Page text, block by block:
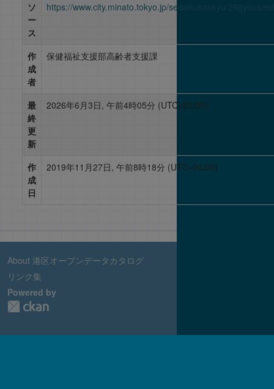
ソ
ー
ス
https://www.city.minato.tokyo.jp/seisakukenkyu/
作
成
者
保健福祉支援部高齢者支援課
最
終
更
新
2026年6月3日, 午前4時05分 (UTC+00:00)
作
成
日
2019年11月27日, 午前8時18分 (UTC+00:00)
About 港区オープンデータカタログ
リンク集
Powered by